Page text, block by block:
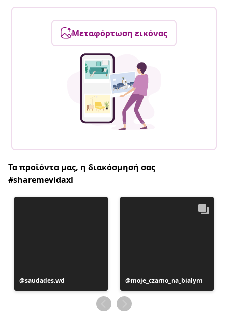
Μεταφόρτωση εικόνας
Τα προϊόντα μας, η διακόσμησή σας
#sharemevidaxl
Η
ανάρτηση
saudades.wd
Η
ανάρτηση
δημοσιεύθηκε
από
moje_czarno_na_bialym